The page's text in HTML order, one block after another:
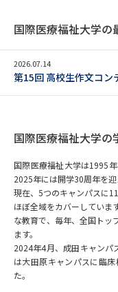
配慮案内」の請求
大学で学べる内容や
新増設大学・学部・学科特
データサイエンス特集
国際医療福祉大学の
2026.07.14
第15回 高校生作文コン
国際医療福祉大学の
国際医療福祉大学は1995
2025年には開学30周年を迎
現在、5つのキャンパスに
ほぼ全域をカバーしていま
な教育で、毎年、全国トッ
ます。
2024年4月、成田キャンパ
は大田原キャンパスに臨
た。